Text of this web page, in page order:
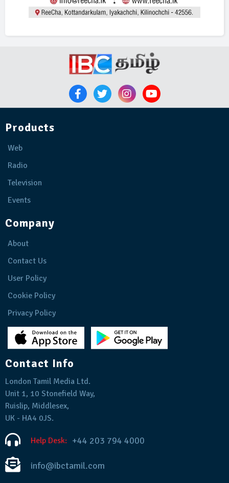
Products
Web
Radio
Television
Events
Company
About
Contact Us
User Policy
Cookie Policy
Privacy Policy
Contact Info
London Tamil Media Ltd.
Unit 1, 10 Stonefield Way,
Ruislip, Middlesex,
UK - HA4 0JS.
Help Desk: +44 203 794 4000
info@ibctamil.com